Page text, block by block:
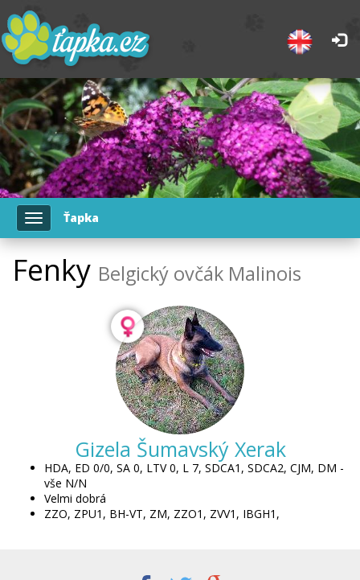
Toggle
navigation
Ťapka
Fenky Belgický ovčák Malinois
Gizela Šumavský Xerak
HDA, ED 0/0, SA 0, LTV 0, L 7, SDCA1, SDCA2, CJM, DM -
vše N/N
Velmi dobrá
ZZO, ZPU1, BH-VT, ZM, ZZO1, ZVV1, IBGH1,